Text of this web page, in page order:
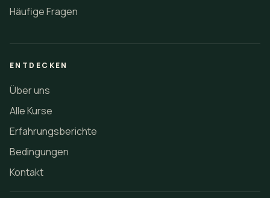
Häufige Fragen
ENTDECKEN
Über uns
Alle Kurse
Erfahrungsberichte
Bedingungen
Kontakt